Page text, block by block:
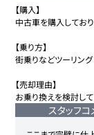
【購入】
中古車を購入しており
【乗り方】
街乗りなどツーリング
【売却理由】
お乗り換えを検討し
スタッフコ